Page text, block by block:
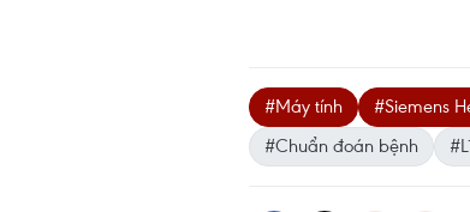
#Máy tính #Siemens
#Chuẩn đoán bệnh